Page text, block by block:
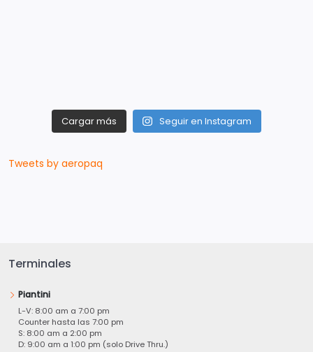
Cargar más Seguir en Instagram
Tweets by aeropaq
Terminales
Piantini
L-V: 8:00 am a 7:00 pm
Counter hasta las 7:00 pm
S: 8:00 am a 2:00 pm
D: 9:00 am a 1:00 pm (solo Drive Thru.)